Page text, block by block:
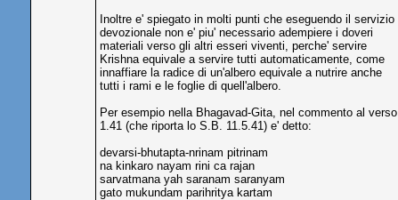
Inoltre e' spiegato in molti punti che eseguendo il servizio
devozionale non e' piu' necessario adempiere i doveri
materiali verso gli altri esseri viventi, perche' servire
Krishna equivale a servire tutti automaticamente, come
innaffiare la radice di un'albero equivale a nutrire anche
tutti i rami e le foglie di quell'albero.
Per esempio nella Bhagavad-Gita, nel commento al verso
1.41 (che riporta lo S.B. 11.5.41) e' detto:
devarsi-bhutapta-nrinam pitrinam
na kinkaro nayam rini ca rajan
sarvatmana yah saranam saranyam
gato mukundam parihritya kartam